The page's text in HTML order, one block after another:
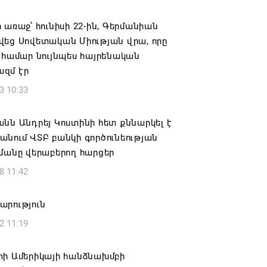
Բելառուսին պակասում է այն
համակարգը, որը կար խորհրդային
հայտարարել է Ալեքսանդր
զորքերի
այցելել է Լիտվայի
Բ-ի և եպիսկոպոսների գործով
16:55
հունիսի 22-ին, Գերմանիան
Սովետական Միության վրա, որը
համար նույնպես հայրենական
էր
10:33
Անդրեյ Կոստինի հետ քննարկել է
ՎՏԲ բանկի գործունեության
վերաբերող հարցեր
11:42
11:19
Ամերիկայի հանձնախմբի